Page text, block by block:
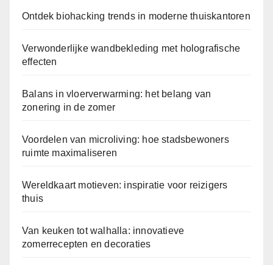
Ontdek biohacking trends in moderne thuiskantoren
Verwonderlijke wandbekleding met holografische
effecten
Balans in vloerverwarming: het belang van
zonering in de zomer
Voordelen van microliving: hoe stadsbewoners
ruimte maximaliseren
Wereldkaart motieven: inspiratie voor reizigers
thuis
Van keuken tot walhalla: innovatieve
zomerrecepten en decoraties